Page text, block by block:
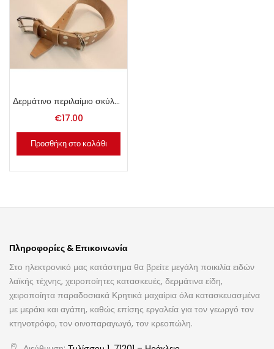
Δερμάτινο περιλαίμιο σκύλου 4x65cm φυσικό.
€17.00
Προσθήκη στο καλάθι
Πληροφορίες & Επικοινωνία
Στο ηλεκτρονικό μας κατάστημα θα βρείτε μεγάλη ποικιλία ειδών
λαϊκής τέχνης, χειροποίητες κατασκευές, δερμάτινα είδη,
χειροποίητα παραδοσιακά Κρητικά μαχαίρια όλα κατασκευασμένα
με μεράκι και αγάπη, καθώς επίσης εργαλεία για τον γεωργό τον
κτηνοτρόφο, τον οινοπαραγωγό, τον κρεοπώλη.